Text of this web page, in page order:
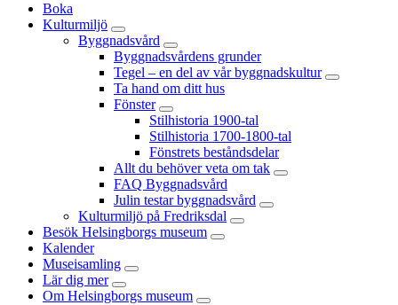
Boka
Kulturmiljö
Byggnadsvård
Byggnadsvårdens grunder
Tegel – en del av vår byggnadskultur
Ta hand om ditt hus
Fönster
Stilhistoria 1900-tal
Stilhistoria 1700-1800-tal
Fönstrets beståndsdelar
Allt du behöver veta om tak
FAQ Byggnadsvård
Julin testar byggnadsvård
Kulturmiljö på Fredriksdal
Besök Helsingborgs museum
Kalender
Museisamling
Lär dig mer
Om Helsingborgs museum